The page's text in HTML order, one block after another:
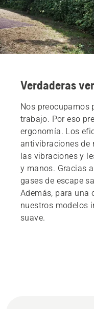
Verdaderas
Nos preocupamos
trabajo. Por eso
ergonomía. Los
antivibraciones de
las vibraciones y
y manos. Gracias
gases de escape
Además, para una
nuestros modelos
suave.